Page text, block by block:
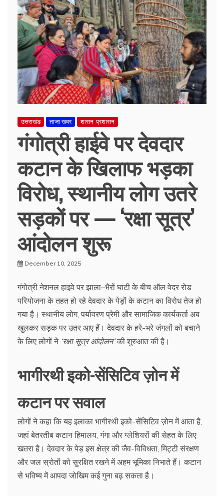
उत्तराखंड ताजा खबर शासन-प्रशासन
गंगोत्री हाईवे पर देवदार
कटान के खिलाफ भड़का
विरोध, स्थानीय लोग उतरे
सड़कों पर — ‘रक्षा सूत्र’
आंदोलन शुरू
December 10, 2025
गंगोत्री नेशनल हाइवे पर झाला–भैरों घाटी के बीच ऑल वेदर रोड
परियोजना के तहत हो रहे देवदार के पेड़ों के कटान का विरोध तेज हो
गया है। स्थानीय लोग, पर्यावरण प्रेमी और सामाजिक कार्यकर्ता अब
खुलकर सड़क पर उतर आए हैं। देवदार के हरे-भरे जंगलों को बचाने
के लिए लोगों ने ‘रक्षा सूत्र आंदोलन’की शुरुआत की है।
भागीरथी इको-सेंसिटिव ज़ोन में
कटान पर सवाल
लोगों ने कहा कि यह इलाका भागीरथी इको-सेंसिटिव ज़ोन में आता है,
जहां बेतरतीब कटान हिमालय, गंगा और ग्लेशियरों की सेहत के लिए
खतरा है। देवदार के पेड़ इस क्षेत्र की जैव-विविधता, मिट्टी संरक्षण
और जल स्रोतों को सुरक्षित रखने में अहम भूमिका निभाते हैं। कटान
से भविष्य में आपदा जोखिम कई गुना बढ़ सकता है।